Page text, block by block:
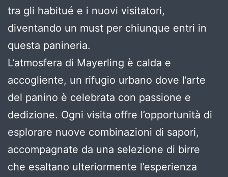
tra gli habitué e i nuovi visitatori,
diventando un must per chiunque entri in
questa panineria.
L’atmosfera di Mayerling è calda e
accogliente, un rifugio urbano dove l’arte
del panino è celebrata con passione e
dedizione. Ogni visita offre l’opportunità di
esplorare nuove combinazioni di sapori,
accompagnate da una selezione di birre
che esaltano ulteriormente l’esperienza